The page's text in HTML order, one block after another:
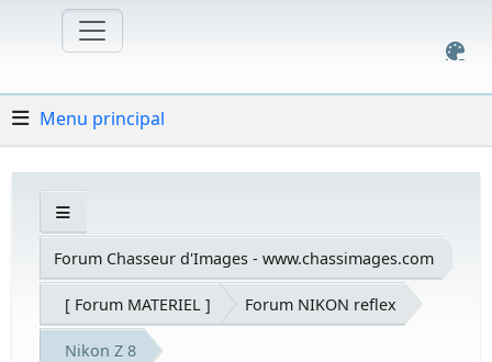
Menu principal
Forum Chasseur d'Images - www.chassimages.com
[ Forum MATERIEL ] Forum NIKON reflex
Nikon Z 8